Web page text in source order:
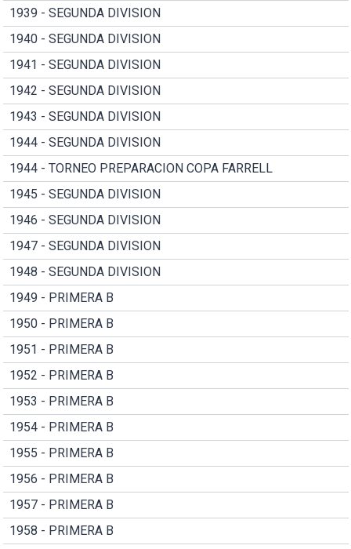
1939 - SEGUNDA DIVISION
1940 - SEGUNDA DIVISION
1941 - SEGUNDA DIVISION
1942 - SEGUNDA DIVISION
1943 - SEGUNDA DIVISION
1944 - SEGUNDA DIVISION
1944 - TORNEO PREPARACION COPA FARRELL
1945 - SEGUNDA DIVISION
1946 - SEGUNDA DIVISION
1947 - SEGUNDA DIVISION
1948 - SEGUNDA DIVISION
1949 - PRIMERA B
1950 - PRIMERA B
1951 - PRIMERA B
1952 - PRIMERA B
1953 - PRIMERA B
1954 - PRIMERA B
1955 - PRIMERA B
1956 - PRIMERA B
1957 - PRIMERA B
1958 - PRIMERA B